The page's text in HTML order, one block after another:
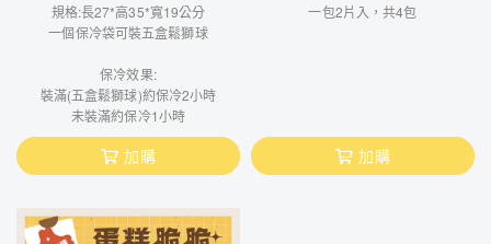
規格:長27*高35*寬19公分
一個保冷袋可裝五盒鬆獅球
保冷效果:
裝滿(五盒鬆獅球)約保冷2小時
未裝滿約保冷1小時
加購
一包2片入，共4包
加購